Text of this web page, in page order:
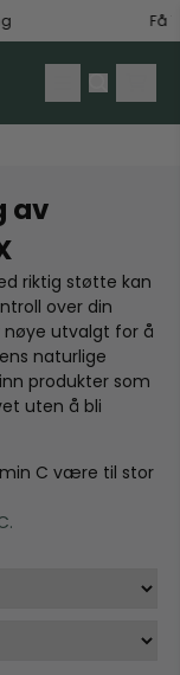
Få
av
riktig støtte kan
over din
nøye utvalgt for å
naturlige
produkter som
uten å bli
C være til stor